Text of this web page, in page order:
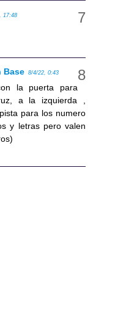
17:48
Base 8/4/22, 0:43
la puerta para
a la izquierda ,
para los numero
y letras pero valen